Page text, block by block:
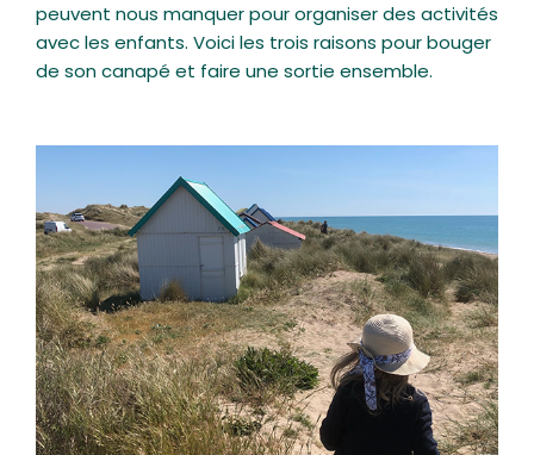
peuvent nous manquer pour organiser des activités
avec les enfants. Voici les trois raisons pour bouger
de son canapé et faire une sortie ensemble.